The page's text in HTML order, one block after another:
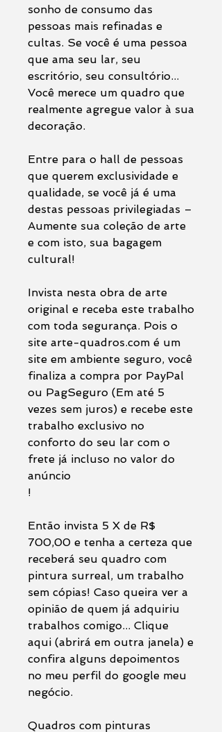
sonho de consumo das
pessoas mais refinadas e
cultas. Se você é uma pessoa
que ama seu lar, seu
escritório, seu consultório...
Você merece um quadro que
realmente agregue valor à sua
decoração.
Entre para o hall de pessoas
que querem exclusividade e
qualidade, se você já é uma
destas pessoas privilegiadas –
Aumente sua coleção de arte
e com isto, sua bagagem
cultural!
Invista nesta obra de arte
original e receba este trabalho
com toda segurança. Pois o
site arte-quadros.com é um
site em ambiente seguro, você
finaliza a compra por PayPal
ou PagSeguro (Em até 5
vezes sem juros) e recebe este
trabalho exclusivo no
conforto do seu lar com o
frete já incluso no valor do
anúncio
!
Então invista 5 X de R$
700,00 e tenha a certeza que
receberá seu quadro com
pintura surreal, um trabalho
sem cópias! Caso queira ver a
opinião de quem já adquiriu
trabalhos comigo... Clique
aqui (abrirá em outra janela) e
confira alguns depoimentos
no meu perfil do google meu
negócio.
Quadros com pinturas